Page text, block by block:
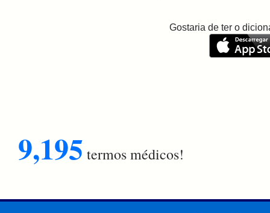
Gostaria de ter o
9,195 termos médicos!